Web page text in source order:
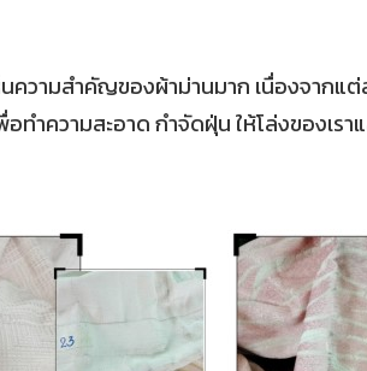
ความสำคัญของผ้าม่านมาก เนื่องจากแ
ทำความสะอาด กำจัดฝุ่น ให้โล่งของเร